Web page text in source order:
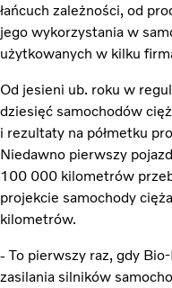
łańcuch zależności, od
jego wykorzystania w
użytkowanych w kilku
Od jesieni ub. roku w
dziesięć samochodów
i rezultaty na półmetku
Niedawno pierwszy
100 000 kilometrów
projekcie samochody
kilometrów.
- To pierwszy raz, gdy
zasilania silników